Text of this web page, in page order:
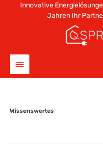
Innovative
Jahren Ihr
Wissenswertes